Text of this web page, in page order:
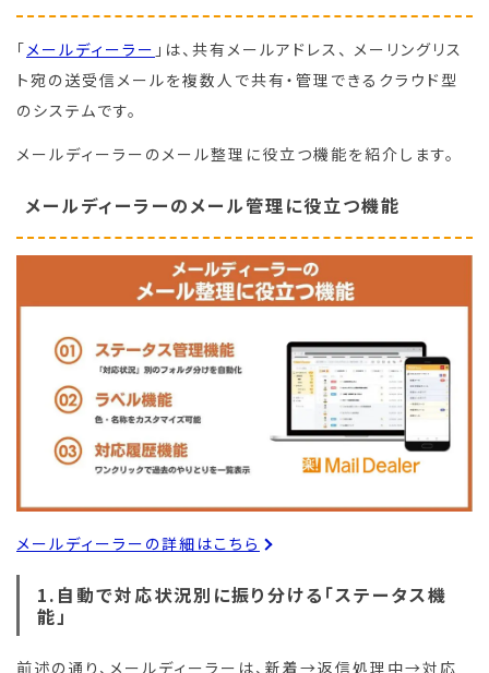
「メールディーラー 」は、共有メールアドレス、 メーリングリス
ト宛の送受信メールを複数人で共有・管理できるクラウド型
のシステムです。
メールディーラーのメール整理に役立つ機能を紹介します。
メールディーラーのメール管理に役立つ機能
メールディーラーの詳細はこちら
1.自動で対応状況別に振り分ける「ステータス機
能」
前述の通り、メールディーラーは、新着→返信処理中→対応